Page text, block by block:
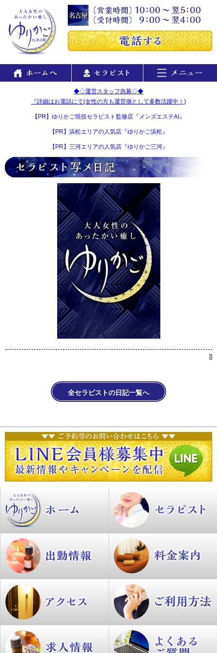
◆◇運営スタッフ急募◇◆
『詳細はお電話にて(女性の方も運営側として多数活躍中！)
【PR】ゆりかご現役セラピスト監修店『メンズエステAI』
【PR】浜松エリアの人気店『ゆりかご浜松』
【PR】三河エリアの人気店『ゆりかご三河』
[]
全セラピストの日記一覧へ